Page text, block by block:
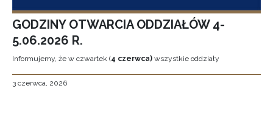
GODZINY OTWARCIA ODDZIAŁÓW 4-
5.06.2026 R.
Informujemy, że w czwartek (4 czerwca) wszystkie oddziały
3 czerwca, 2026